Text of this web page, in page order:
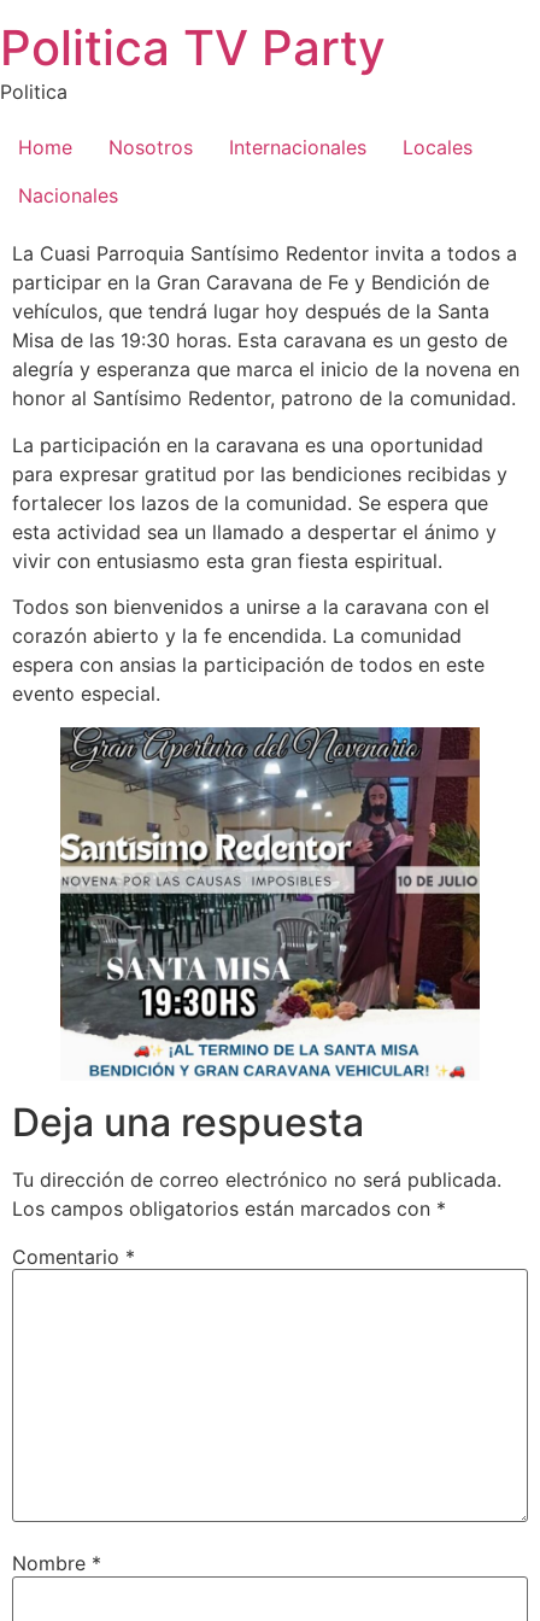
al
contenido
Politica TV Party
Politica
Home Nosotros Internacionales
Locales
Nacionales
La Cuasi Parroquia Santísimo Redentor invita a todos a
participar en la Gran Caravana de Fe y Bendición de
vehículos, que tendrá lugar hoy después de la Santa
Misa de las 19:30 horas. Esta caravana es un gesto de
alegría y esperanza que marca el inicio de la novena en
honor al Santísimo Redentor, patrono de la comunidad.
La participación en la caravana es una oportunidad
para expresar gratitud por las bendiciones recibidas y
fortalecer los lazos de la comunidad. Se espera que
esta actividad sea un llamado a despertar el ánimo y
vivir con entusiasmo esta gran fiesta espiritual.
Todos son bienvenidos a unirse a la caravana con el
corazón abierto y la fe encendida. La comunidad
espera con ansias la participación de todos en este
evento especial.
Deja una respuesta
Tu dirección de correo electrónico no será publicada.
Los campos obligatorios están marcados con *
Comentario *
Nombre *